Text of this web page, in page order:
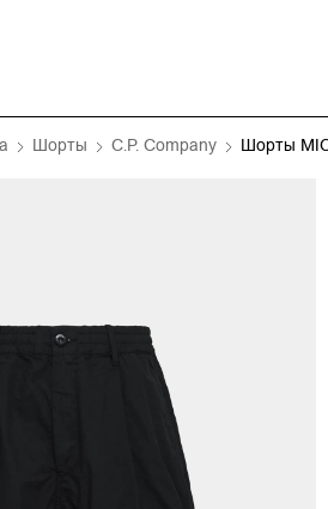
Шорты C.P. Company Шорты